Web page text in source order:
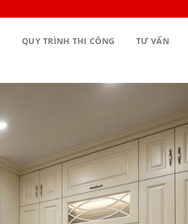
QUY TRÌNH THI CÔNG TƯ VẤN